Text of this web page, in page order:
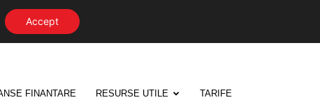
FINANTARE RESURSE UTILE TARIFE
Accept